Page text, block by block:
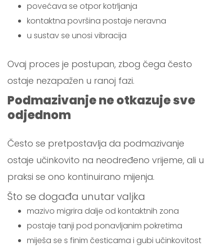
povećava se otpor kotrljanja
kontaktna površina postaje neravna
u sustav se unosi vibracija
Ovaj proces je postupan, zbog čega često
ostaje nezapažen u ranoj fazi.
Podmazivanje ne otkazuje sve
odjednom
Često se pretpostavlja da podmazivanje
ostaje učinkovito na neodređeno vrijeme, ali u
praksi se ono kontinuirano mijenja.
Što se događa unutar valjka
mazivo migrira dalje od kontaktnih zona
postaje tanji pod ponavljanim pokretima
miješa se s finim česticama i gubi učinkovitost